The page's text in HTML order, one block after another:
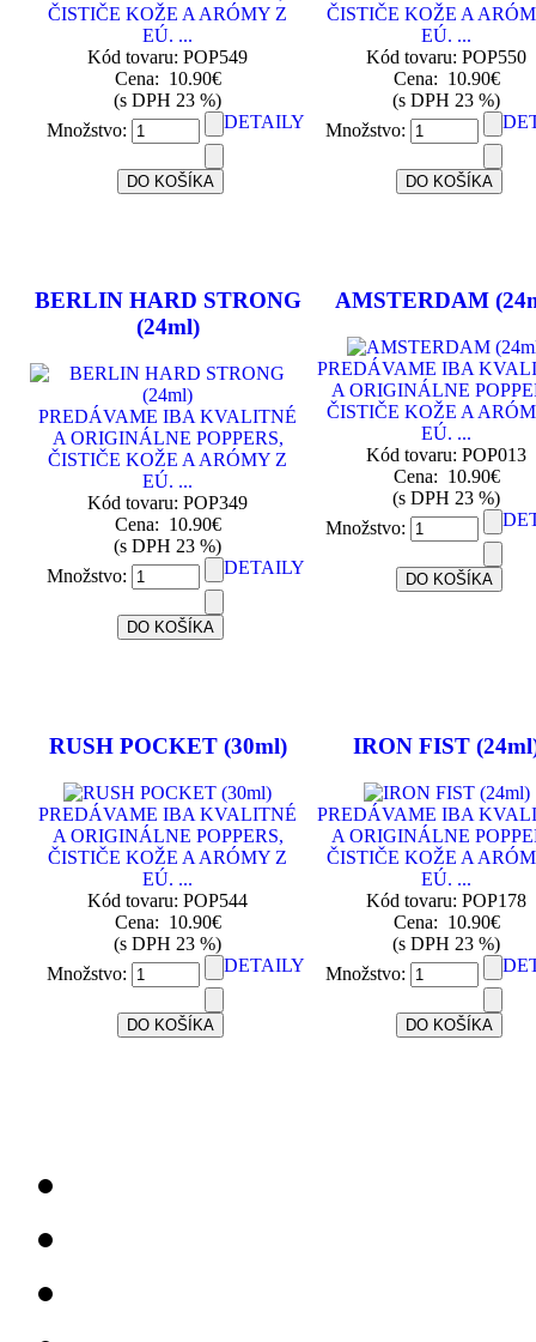
ČISTIČE KOŽE A ARÓMY Z
EÚ. ...
Kód tovaru: POP549
Cena: 10.90€
(s DPH 23 %)
Množstvo:
DETAILY
ČISTIČE KOŽE A
EÚ. ...
Kód tovaru: POP550
Cena: 10.90€
(s DPH 23 %)
Množstvo:
BERLIN HARD STRONG
(24ml)
PREDÁVAME IBA KVALITNÉ
A ORIGINÁLNE POPPERS,
ČISTIČE KOŽE A ARÓMY Z
EÚ. ...
Kód tovaru: POP349
Cena: 10.90€
(s DPH 23 %)
Množstvo:
DETAILY
AMSTERDAM
PREDÁVAME IBA
A ORIGINÁLNE
ČISTIČE KOŽE A
EÚ. ...
Kód tovaru: POP013
Cena: 10.90€
(s DPH 23 %)
Množstvo:
RUSH POCKET (30ml)
PREDÁVAME IBA KVALITNÉ
A ORIGINÁLNE POPPERS,
ČISTIČE KOŽE A ARÓMY Z
EÚ. ...
Kód tovaru: POP544
Cena: 10.90€
(s DPH 23 %)
Množstvo:
DETAILY
IRON FIST
PREDÁVAME IBA
A ORIGINÁLNE
ČISTIČE KOŽE A
EÚ. ...
Kód tovaru: POP178
Cena: 10.90€
(s DPH 23 %)
Množstvo: